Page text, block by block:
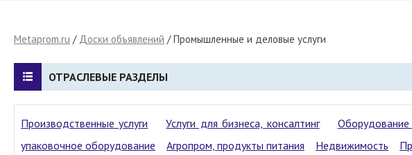
Metaprom.ru / Доски объявлений / Промышленные и деловые услуги
ОТРАСЛЕВЫЕ РАЗДЕЛЫ
Производственные услуги Услуги для бизнеса, консалтинг Оборудование
упаковочное оборудование
Агропром, продукты питания Недвижимость